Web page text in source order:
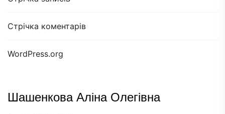
Стрічка коментарів
WordPress.org
Шашенкова Аліна Олегівна